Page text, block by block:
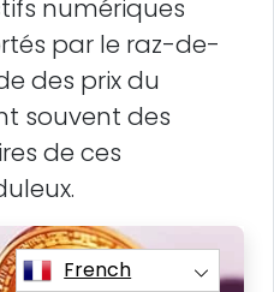
numériques
par le raz-de-
des prix du
souvent des
de ces
French